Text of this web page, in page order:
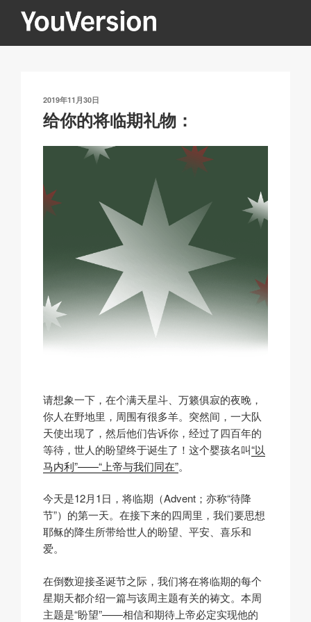
YOUVERSION
Seeking God every day.
发
布
于
2019年11月30日
给你的将临期礼物：
请想象一下，在个满天星斗、万籁俱寂的夜晚，
你人在野地里，周围有很多羊。突然间，一大队
天使出现了，然后他们告诉你，经过了四百年的
等待，世人的盼望终于诞生了！这个婴孩名叫“以
马内利”——“上帝与我们同在”。
今天是12月1日，将临期（Advent；亦称“待降
节”）的第一天。在接下来的四周里，我们要思想
耶稣的降生所带给世人的盼望、平安、喜乐和
爱。
在倒数迎接圣诞节之际，我们将在将临期的每个
星期天都介绍一篇与该周主题有关的祷文。本周
主题是“盼望”——相信和期待上帝必定实现他的